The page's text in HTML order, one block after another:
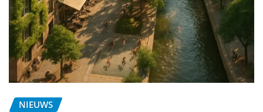
NIEUWS